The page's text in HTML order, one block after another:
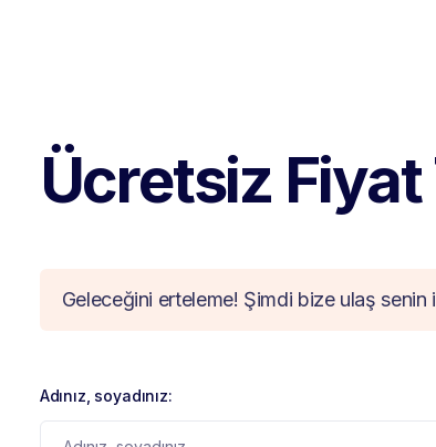
Ücretsiz
Geleceğini erteleme! Şimdi bize ulaş
Adınız, soyadınız: